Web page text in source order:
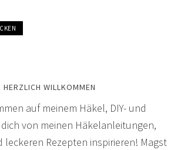
HERZLICH WILLKOMMEN
auf meinem Häkel, DIY- und
von meinen Häkelanleitungen,
leckeren Rezepten inspirieren! Magst